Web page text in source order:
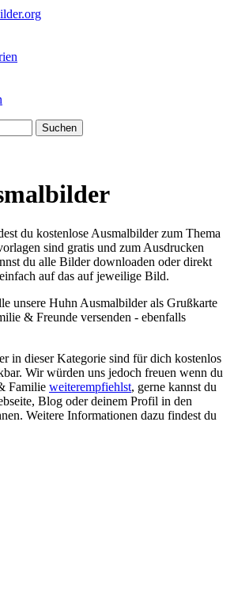
Suchen
du kostenlose Ausmalbilder zum Thema
sind gratis und zum Ausdrucken
du alle Bilder downloaden oder direkt
auf das auf jeweilige Bild.
unsere Huhn Ausmalbilder als Grußkarte
& Freunde versenden - ebenfalls
in dieser Kategorie sind für dich kostenlos
Wir würden uns jedoch freuen wenn du
Familie weiterempfiehlst, gerne kannst du
Blog oder deinem Profil in den
Weitere Informationen dazu findest du